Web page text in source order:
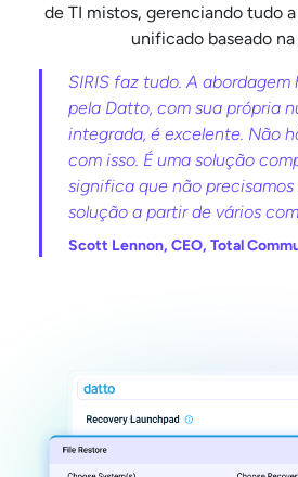
de TI mistos, gerenciando tudo
unificado baseado
SIRIS faz tudo. A
pela Datto, com sua própria
integrada, é excelente. Não
com isso. É uma solução
significa que não
solução a partir de vários
Scott Lennon, CEO, Total